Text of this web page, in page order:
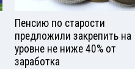
Пенсию по старости
предложили закрепить на
уровне не ниже 40% от
заработка